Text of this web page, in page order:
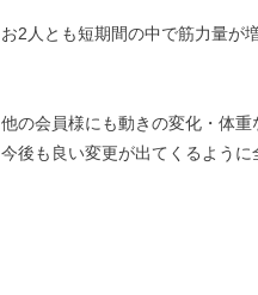
お2人とも短期間の中で筋力量が
他の会員様にも動きの変化・体重
今後も良い変更が出てくるように